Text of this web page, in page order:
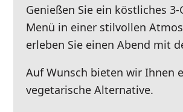
Genießen Sie ein köstliches 3-
Menü in einer stilvollen
erleben Sie einen Abend mit
Auf Wunsch bieten wir Ihnen
vegetarische Alternative.